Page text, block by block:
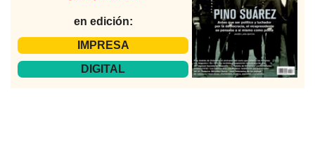
en edición:
IMPRESA
DIGITAL